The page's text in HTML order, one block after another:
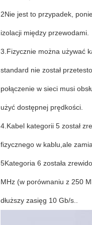
2Nie jest to przypadek,
izolacji między przewodami.
3.Fizycznie można używać
standard nie został
połączenie w sieci musi
użyć dostępnej prędkości.
4.Kabel kategorii 5 został
fizycznego w kablu,ale
5Kategoria 6 została
MHz (w porównaniu z 250
dłuższy zasięg 10 Gb/s..